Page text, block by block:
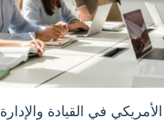
الأمريكي في القيادة والإدارة